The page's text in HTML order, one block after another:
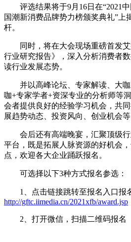
评选结果将于9月16日在“2021中
国潮新消费品牌势力榜颁奖典礼”上
杆。
同时，将在大会现场重磅首发艾
行业研究报告》，深入分析消费者
读行业发展态势。
并以高峰论坛、专家解读、大咖
咖+专家学者+资深专业的分析师等
会者提供良好的经验学习机会，共
展趋势动态、投资风向、创业机会
会后还有高端晚宴，汇聚顶级行
平台，既是拓展人脉资源的好机会
点，欢迎各大企业踊跃报名。
可选择以下3种方式报名参选：
1、点击链接跳转至报名入口报
http://gftc.iimedia.cn/2021xfb/award.jsp
2、打开微信，扫描二维码报名